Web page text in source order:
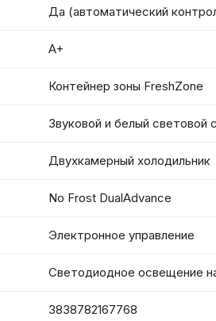
Да (автоматический
A+
Контейнер зоны FreshZone
Звуковой и белый световой
Двухкамерный холодильник
No Frost DualAdvance
Электронное управление
Светодиодное освещение
3838782167768